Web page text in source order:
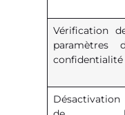
Vérification
paramètres
confidentialité
Désactivation